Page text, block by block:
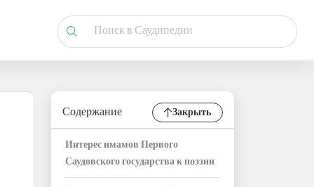
Содержание Закрыть
Интерес имамов Первого
Саудовского государства к поэзии